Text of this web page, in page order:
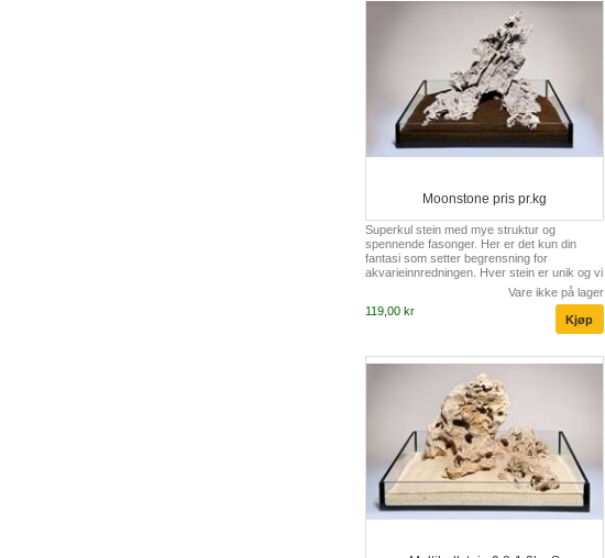
Moonstone pris pr.kg
Superkul stein med mye struktur og
spennende fasonger. Her er det kun din
fantasi som setter begrensning for
akvarieinnredningen. Hver stein er unik og vi
anbefaler å bestille et godt utvalg så du kan
komponerer en "perfekt" innredning.
Vare ikke på lager
119,00 kr